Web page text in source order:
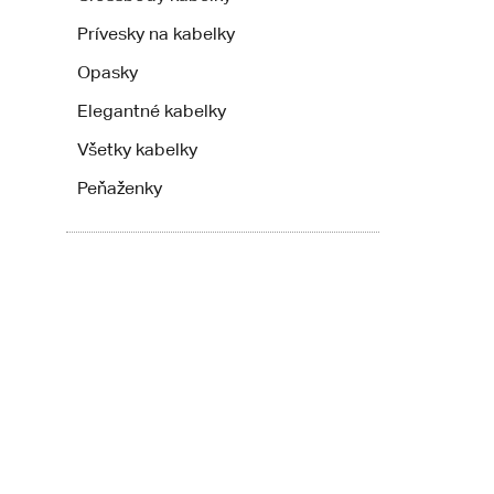
Prívesky na kabelky
Opasky
Elegantné kabelky
Všetky kabelky
Peňaženky